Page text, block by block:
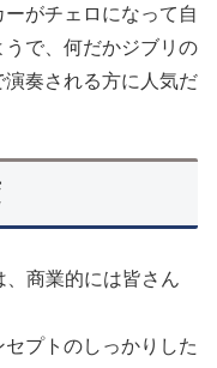
がチェロになって自
で、何だかジブリの
奏される方に人気だ
、商業的には皆さん
プトのしっかりした